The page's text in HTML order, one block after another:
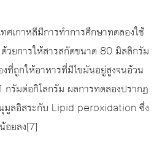
เกาหลีมีการทำการศึกษาทดลองใช้
วยการให้สารสกัดขนาด 80 มิลลิกรัม
ที่ถูกให้อาหารที่มีไขมันอยู่สูงจนอ้วน
รัมต่อกิโลกรัม ผลการทดลองปรากฏ
มูลอิสระกับ Lipid peroxidation ซึ่ง
อยลง[7]